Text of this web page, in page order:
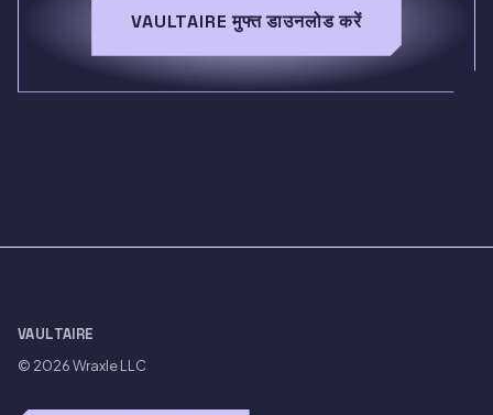
VAULTAIRE मुफ्त डाउनलोड करें
VAULTAIRE
© 2026Wraxle LLC